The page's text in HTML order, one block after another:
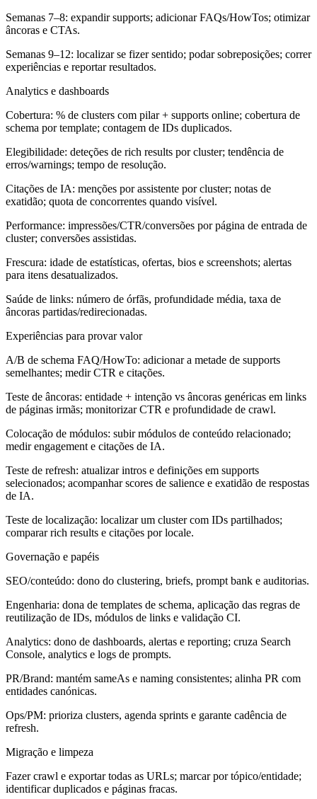
Semanas 7–8: expandir supports; adicionar FAQs/HowTos; otimizar
âncoras e CTAs.
Semanas 9–12: localizar se fizer sentido; podar sobreposições; correr
experiências e reportar resultados.
Analytics e dashboards
Cobertura: % de clusters com pilar + supports online; cobertura de
schema por template; contagem de IDs duplicados.
Elegibilidade: deteções de rich results por cluster; tendência de
erros/warnings; tempo de resolução.
Citações de IA: menções por assistente por cluster; notas de
exatidão; quota de concorrentes quando visível.
Performance: impressões/CTR/conversões por página de entrada de
cluster; conversões assistidas.
Frescura: idade de estatísticas, ofertas, bios e screenshots; alertas
para itens desatualizados.
Saúde de links: número de órfãs, profundidade média, taxa de
âncoras partidas/redirecionadas.
Experiências para provar valor
A/B de schema FAQ/HowTo: adicionar a metade de supports
semelhantes; medir CTR e citações.
Teste de âncoras: entidade + intenção vs âncoras genéricas em links
de páginas irmãs; monitorizar CTR e profundidade de crawl.
Colocação de módulos: subir módulos de conteúdo relacionado;
medir engagement e citações de IA.
Teste de refresh: atualizar intros e definições em supports
selecionados; acompanhar scores de salience e exatidão de respostas
de IA.
Teste de localização: localizar um cluster com IDs partilhados;
comparar rich results e citações por locale.
Governação e papéis
SEO/conteúdo: dono do clustering, briefs, prompt bank e auditorias.
Engenharia: dona de templates de schema, aplicação das regras de
reutilização de IDs, módulos de links e validação CI.
Analytics: dono de dashboards, alertas e reporting; cruza Search
Console, analytics e logs de prompts.
PR/Brand: mantém sameAs e naming consistentes; alinha PR com
entidades canónicas.
Ops/PM: prioriza clusters, agenda sprints e garante cadência de
refresh.
Migração e limpeza
Fazer crawl e exportar todas as URLs; marcar por tópico/entidade;
identificar duplicados e páginas fracas.